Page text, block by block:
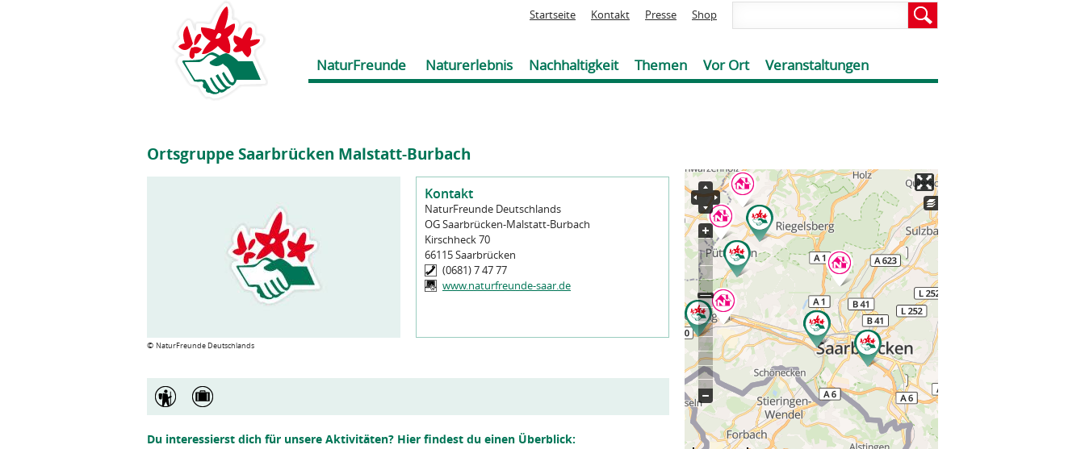
Jump to navigation
Startseite Kontakt Presse Shop
NaturFreunde Naturerlebnis Nachhaltigkeit Themen Vor Ort Veranstaltungen
Ortsgruppe Saarbrücken Malstatt-Burbach
© NaturFreunde Deutschlands
Kontakt
NaturFreunde Deutschlands
OG Saarbrücken-Malstatt-Burbach
Kirschheck 70
66115Saarbrücken
(0681) 7 47 77
www.naturfreunde-saar.de
Du interessierst dich für unsere Aktivitäten? Hier findest du einen Überblick: